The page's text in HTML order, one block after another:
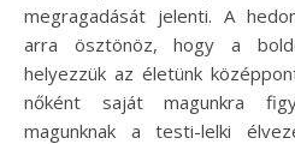
megragadását jelenti. A
arra ösztönöz, hogy a
helyezzük az életünk
nőként saját magunkra
magunknak a testi-lelki